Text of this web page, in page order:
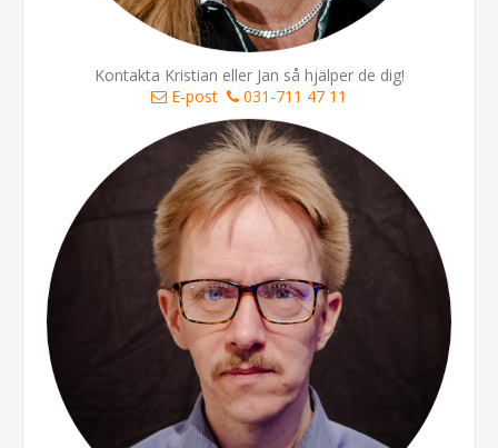
Kontakta Kristian eller Jan så hjälper de dig!
E-post
031-711 47 11